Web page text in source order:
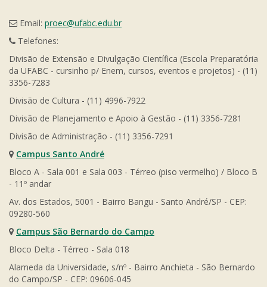
Email: proec@ufabc.edu.br
Telefones:
Divisão de Extensão e Divulgação Científica (Escola Preparatória
da UFABC - cursinho p/ Enem, cursos, eventos e projetos) - (11)
3356-7283
Divisão de Cultura - (11) 4996-7922
Divisão de Planejamento e Apoio à Gestão - (11) 3356-7281
Divisão de Administração - (11) 3356-7291
Campus Santo André
Bloco A - Sala 001 e Sala 003 - Térreo (piso vermelho) / Bloco B
- 11º andar
Av. dos Estados, 5001 - Bairro Bangu - Santo André/SP - CEP:
09280-560
Campus São Bernardo do Campo
Bloco Delta - Térreo - Sala 018
Alameda da Universidade, s/nº - Bairro Anchieta - São Bernardo
do Campo/SP - CEP: 09606-045